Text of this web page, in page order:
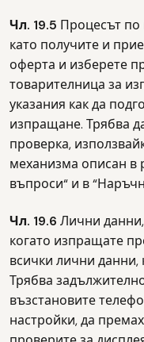
Чл. 19.5 Процесът по
като получите и
оферта и изберете
товарителница за
указания как да
изпращане. Трябва
проверка,
механизма описан в
въпроси“ и в
Чл. 19.6 Лични
когато изпращате
всички лични данни,
Трябва
възстановите
настройки, да